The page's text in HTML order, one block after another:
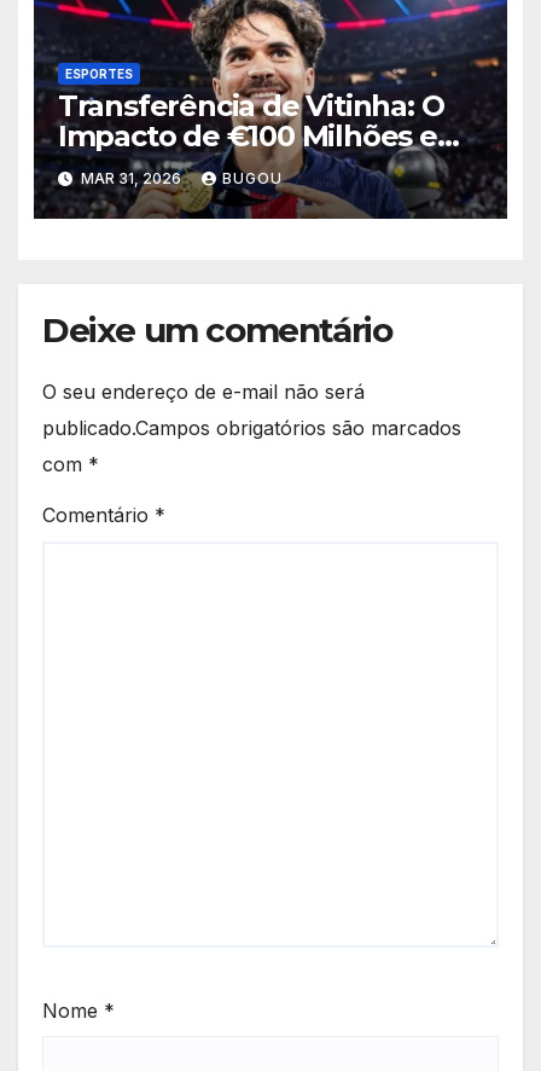
ESPORTES
Transferência de Vitinha: O
Impacto de €100 Milhões em
2026
MAR 31, 2026 BUGOU
Deixe um comentário
O seu endereço de e-mail não será
publicado.Campos obrigatórios são marcados
com *
Comentário *
Nome *